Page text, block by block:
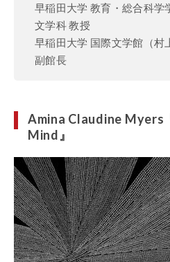
早稲田大学 教育・総合科学
文学科 教授
早稲田大学 国際文学館（村
副館長
Amina Claudine Myers
Mind 』